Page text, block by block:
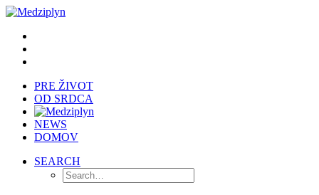
PRE ŽIVOT
OD SRDCA
NEWS
DOMOV
SEARCH